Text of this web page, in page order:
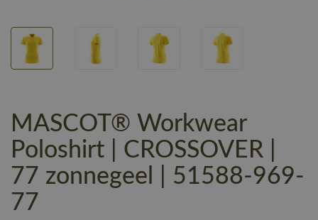
MASCOT® Workwear
Poloshirt | CROSSOVER |
77 zonnegeel | 51588-969-
77